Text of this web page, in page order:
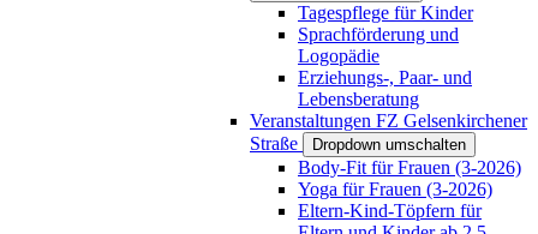
Tagespflege für Kinder
Sprachförderung und
Logopädie
Erziehungs-, Paar- und
Lebensberatung
Veranstaltungen FZ Gelsenkirchener
Straße
Dropdown umschalten
Body-Fit für Frauen (3-2026)
Yoga für Frauen (3-2026)
Eltern-Kind-Töpfern für